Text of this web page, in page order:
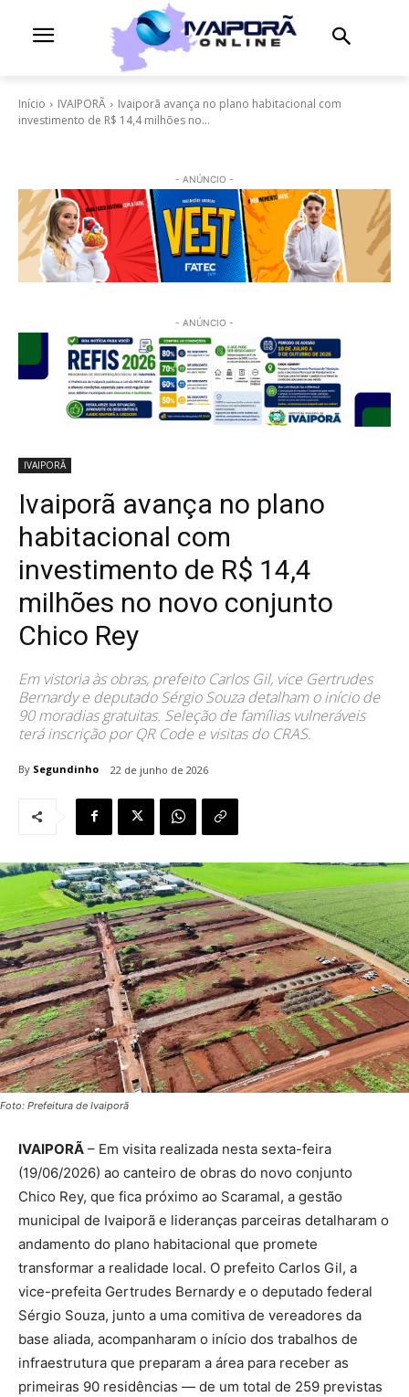
Início IVAIPORÃ
Ivaiporã avança no plano habitacional com
investimento de R$ 14,4 milhões no...
- ANÚNCIO -
- ANÚNCIO -
IVAIPORÃ
Ivaiporã avança no plano
habitacional com
investimento de R$ 14,4
milhões no novo conjunto
Chico Rey
Em vistoria às obras, prefeito Carlos Gil, vice Gertrudes
Bernardy e deputado Sérgio Souza detalham o início de
90 moradias gratuitas. Seleção de famílias vulneráveis
terá inscrição por QR Code e visitas do CRAS.
By Segundinho 22 de junho de 2026
Foto: Prefeitura de Ivaiporã
IVAIPORÃ – Em visita realizada nesta sexta-feira
(19/06/2026) ao canteiro de obras do novo conjunto
Chico Rey, que fica próximo ao Scaramal, a gestão
municipal de Ivaiporã e lideranças parceiras detalharam o
andamento do plano habitacional que promete
transformar a realidade local. O prefeito Carlos Gil, a
vice-prefeita Gertrudes Bernardy e o deputado federal
Sérgio Souza, junto a uma comitiva de vereadores da
base aliada, acompanharam o início dos trabalhos de
infraestrutura que preparam a área para receber as
primeiras 90 residências — de um total de 259 previstas